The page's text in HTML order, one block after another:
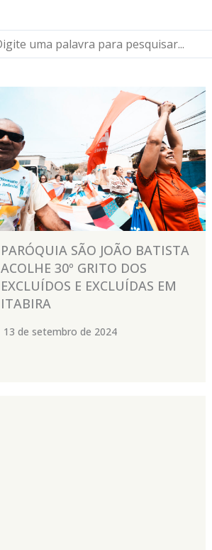
PARÓQUIA SÃO JOÃO BATISTA
ACOLHE 30º GRITO DOS
EXCLUÍDOS E EXCLUÍDAS EM
ITABIRA
13 de setembro de 2024